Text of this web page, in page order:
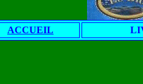
ACCUEIL